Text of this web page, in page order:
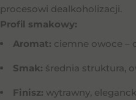
procesowi dealkoholizacji.
Profil smakowy:
Aromat: ciemne owoce –
Smak: średnia struktura,
Finisz: wytrawny,